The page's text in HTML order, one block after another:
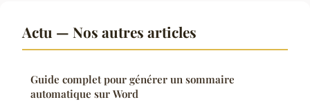
Actu — Nos autres articles
Guide complet pour générer un sommaire
automatique sur Word